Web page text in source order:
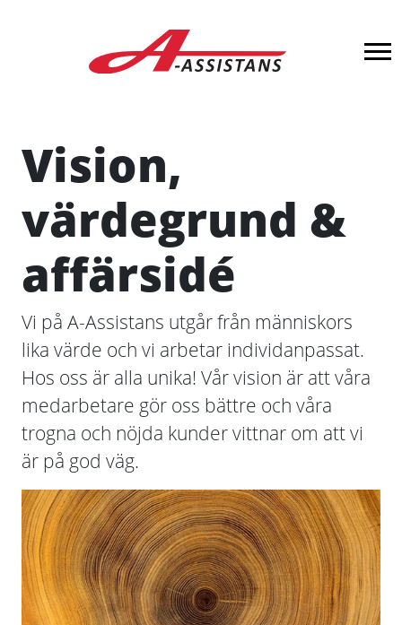
Vision,
värdegrund &
affärsidé
Vi på A-Assistans utgår från människors
lika värde och vi arbetar individanpassat.
Hos oss är alla unika! Vår vision är att våra
medarbetare gör oss bättre och våra
trogna och nöjda kunder vittnar om att vi
är på god väg.